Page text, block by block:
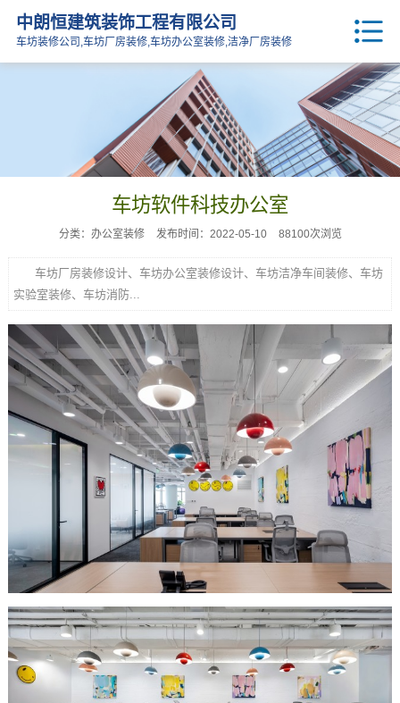
中朗恒建筑装饰工程有限公司
车坊装修公司,车坊厂房装修,车坊办公室装修,洁净厂房装修
车坊软件科技办公室
分类：办公室装修 发布时间：2022-05-10 88100次浏览
车坊厂房装修设计、车坊办公室装修设计、车坊洁净车间装修、车坊
实验室装修、车坊消防...